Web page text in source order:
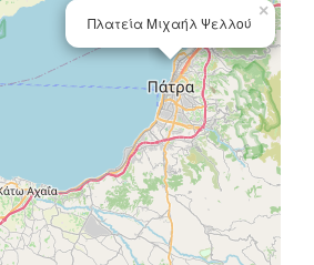
Πλατεία Μιχαήλ Ψελλού
×